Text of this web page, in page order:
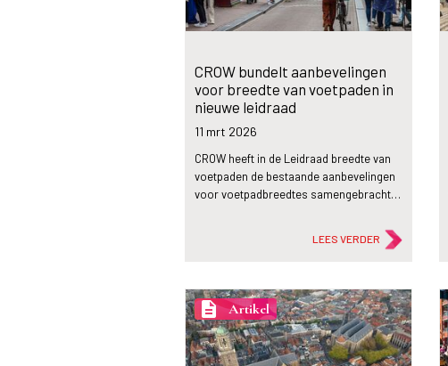
CROW bundelt aanbevelingen
voor breedte van voetpaden in
nieuwe leidraad
11 mrt 2026
CROW heeft in de Leidraad breedte van
voetpaden de bestaande aanbevelingen
voor voetpadbreedtes samengebracht…
LEES VERDER
description Artikel